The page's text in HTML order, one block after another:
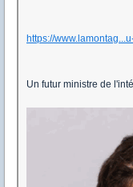
https://
Un futur ministre de